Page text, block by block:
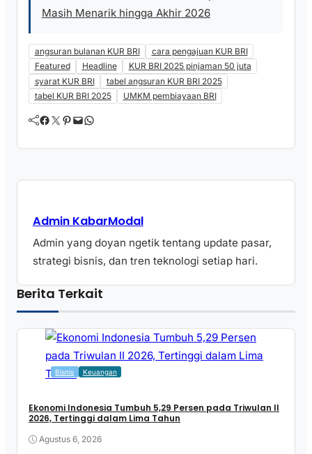
Masih Menarik hingga Akhir 2026
angsuran bulanan KUR BRI
cara pengajuan KUR BRI
Featured
Headline
KUR BRI 2025 pinjaman 50 juta
syarat KUR BRI
tabel angsuran KUR BRI 2025
tabel KUR BRI 2025
UMKM pembiayaan BRI
Facebook Twitter Pinterest Mail WhatsApp
Admin KabarModal
Admin yang doyan ngetik tentang update pasar,
strategi bisnis, dan tren teknologi setiap hari.
Berita Terkait
Bisnis Keuangan
Ekonomi Indonesia Tumbuh 5,29 Persen pada Triwulan II
2026, Tertinggi dalam Lima Tahun
Agustus 6, 2026